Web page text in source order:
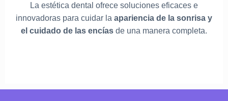
La estética dental ofrece soluciones eficaces e
innovadoras para cuidar la apariencia de la sonrisa y
el cuidado de las encías de una manera completa.